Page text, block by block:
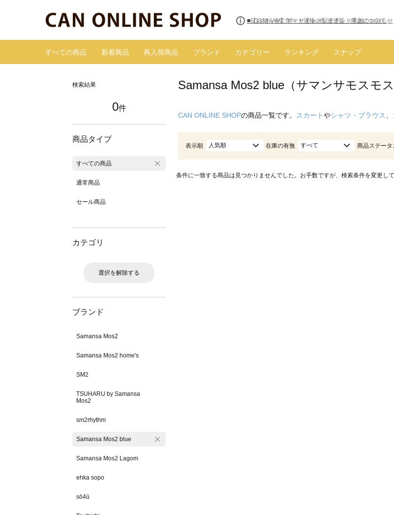
■8/13(木)AM2:00～サイトメンテナンス実施のお知らせ
すべての商品 新着商品 再入荷商品 ブランド カテゴリー ランキング スナップ
検索結果
0件
商品タイプ
すべての商品
通常商品
セール商品
カテゴリ
選択を解除する
ブランド
Samansa Mos2
Samansa Mos2 home's
SM2
TSUHARU by Samansa
Mos2
sm2rhythm
Samansa Mos2 blue
Samansa Mos2 Lagom
ehka sopo
sō4ū
Samansa Mos2 blue（サマンサモスモ
CAN ONLINE SHOPの商品一覧です。 スカートやシャツ・ブラウス
表示順 人気順 在庫の有無 すべて 商品ステータ
条件に一致する商品は見つかりませんでした。お手数ですが、検索条件を変更して